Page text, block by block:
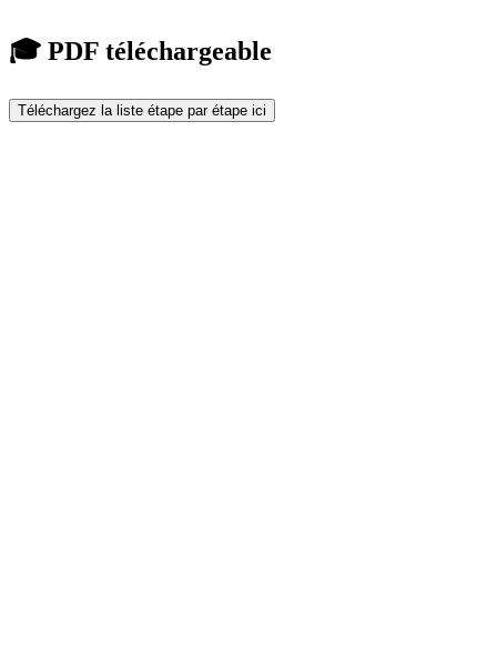
🎓 PDF téléchargeable
Téléchargez la liste étape par étape ici